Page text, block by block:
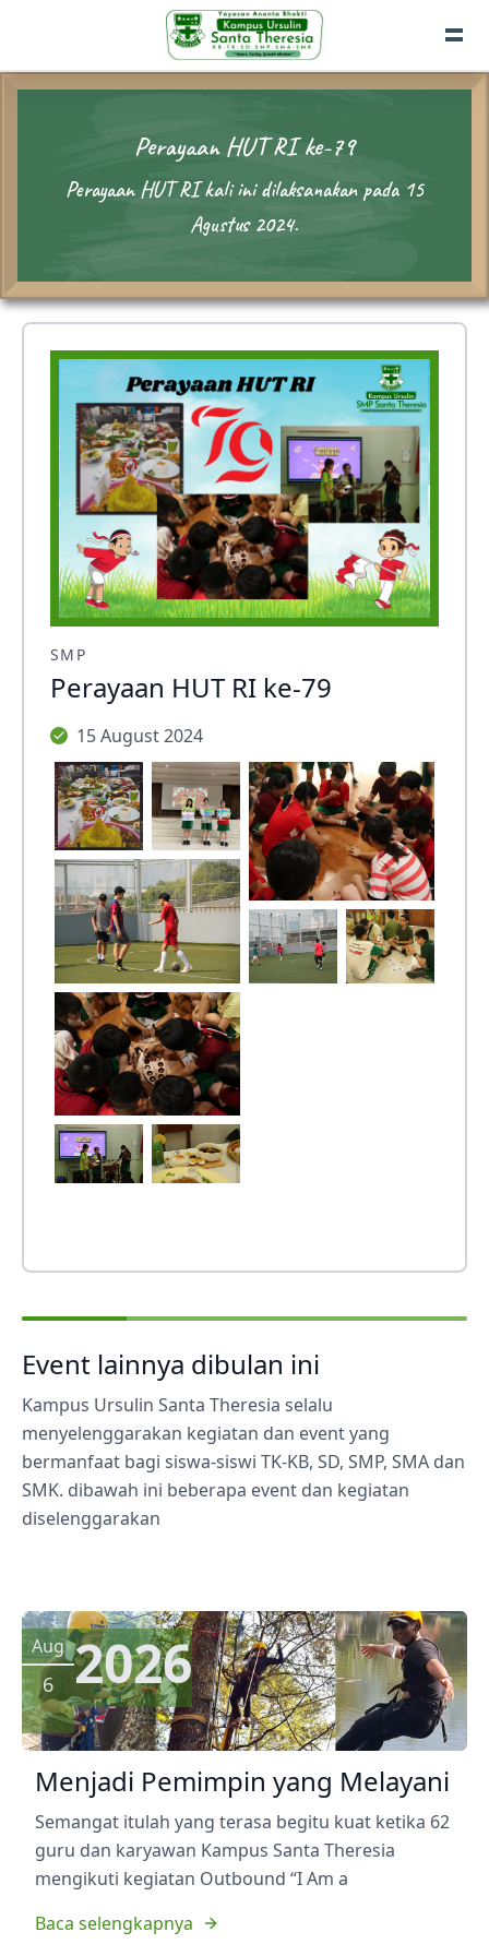
Perayaan HUT RI ke-79
Perayaan HUT RI kali ini dilaksanakan pada 15
Agustus 2024.
SMP
Perayaan HUT RI ke-79
15 August 2024
Event lainnya dibulan ini
Kampus Ursulin Santa Theresia selalu
menyelenggarakan kegiatan dan event yang
bermanfaat bagi siswa-siswi TK-KB, SD, SMP, SMA dan
SMK. dibawah ini beberapa event dan kegiatan
diselenggarakan
Aug
6 2026
Menjadi Pemimpin yang Melayani
Semangat itulah yang terasa begitu kuat ketika 62
guru dan karyawan Kampus Santa Theresia
mengikuti kegiatan Outbound “I Am a
Baca selengkapnya